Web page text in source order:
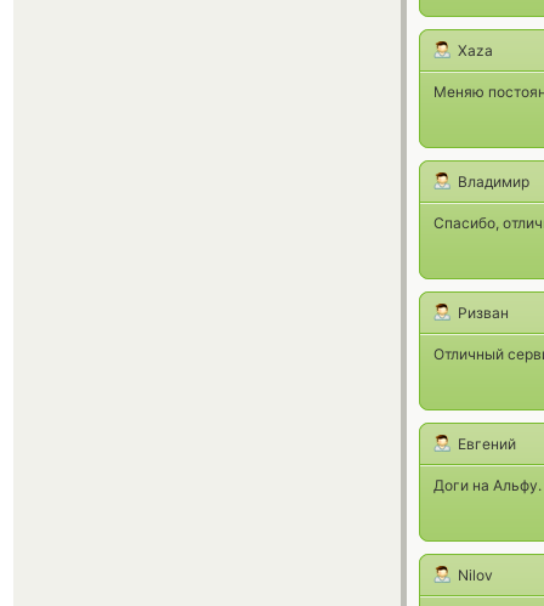
Xaza
Меняю
Владимир
Спасибо,
Ризван
Отличный
Евгений
Доги на
Nilov